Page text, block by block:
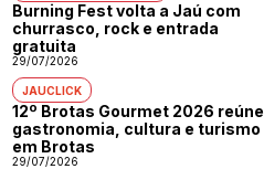
Burning Fest volta a Jaú com
churrasco, rock e entrada
gratuita
29/07/2026
JAUCLICK
12º Brotas Gourmet 2026 reúne
gastronomia, cultura e turismo
em Brotas
29/07/2026